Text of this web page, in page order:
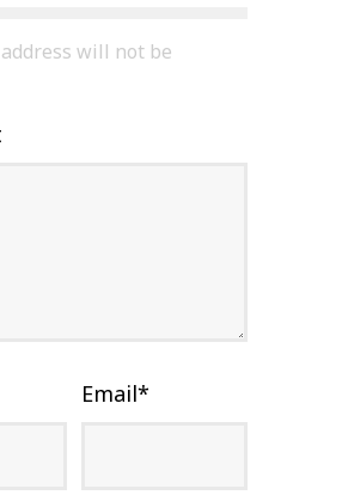
will not be
Email*